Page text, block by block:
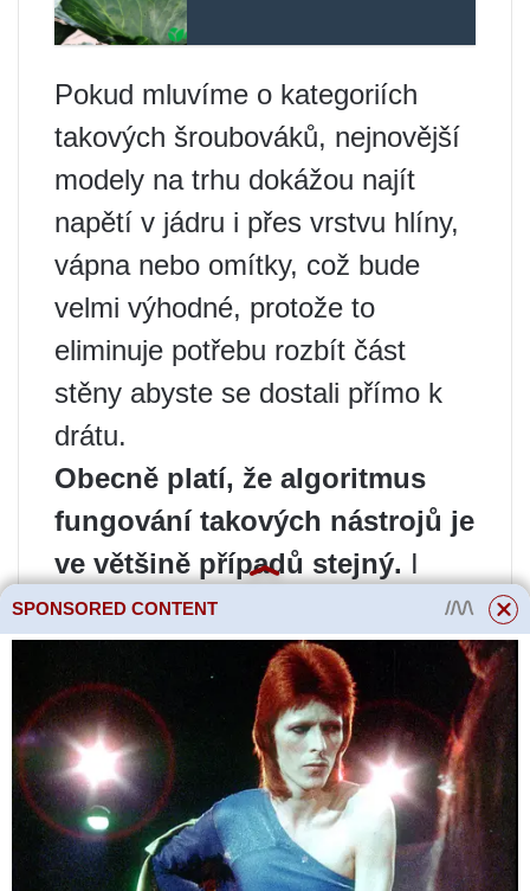
Pokud mluvíme o kategoriích
takových šroubováků, nejnovější
modely na trhu dokážou najít
napětí v jádru i přes vrstvu hlíny,
vápna nebo omítky, což bude
velmi výhodné, protože to
eliminuje potřebu rozbít část
stěny abyste se dostali přímo k
drátu.
Obecně platí, že algoritmus
fungování takových nástrojů je
ve většině případů stejný. I
když existují rozdíly, které
vznikají v závislosti na
kategoriích, modelech a
explicitních funkcích, které má
konkrétní model s funkcí
indikátoru. Stává se, že z
hlediska své funkčnosti může
SPONSORED CONTENT